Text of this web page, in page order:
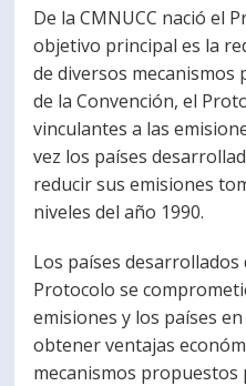
De la CMNUCC nació el
objetivo principal es la
de diversos mecanismos
de la Convención, el
vinculantes a las
vez los países
reducir sus emisiones
niveles del año 1990.
Los países
Protocolo se
emisiones y los países
obtener ventajas
mecanismos propuestos